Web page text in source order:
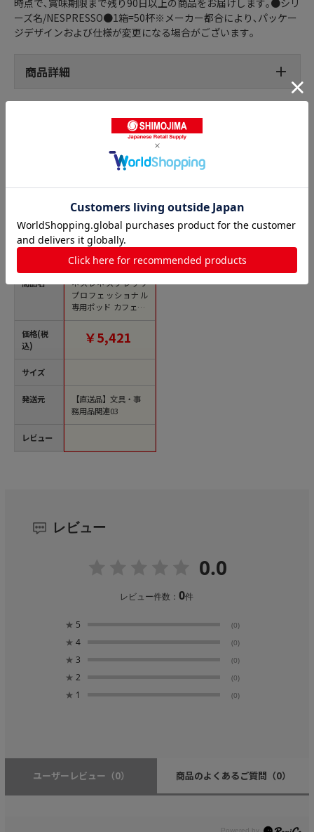
ーズ名/NESPRESSO●1箱=50杯※メーカー都合により､パッケー
ジデザインおよび仕様が変更になる場合がございます｡
商品詳細
コーヒー飲料（カプセル） 業務用の人気商品との比較
商品名
価格(税
込)
サイズ
発送元
レビュー
ネスレネスプレッソ
プロフェッショナル
専用ポッド カフェ ノ
ッチョーラ 50杯/パッ
ク※軽（ご注文単位1
パック）【直送品】
￥5,421
【直送品】文具・事
務用品関連03
レビュー
0.0
レビュー件数：0件
★ 5 (0)
★ 4 (0)
★ 3 (0)
★ 2 (0)
★ 1 (0)
ユーザーレビュー （0） 商品のよくあるご質問 （0）